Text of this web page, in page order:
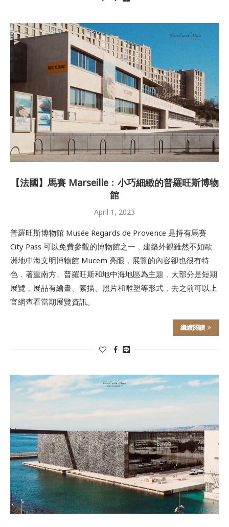
【法國】馬賽 Marseille﹕小巧細緻的普羅旺斯博物
館
April 1, 2023
普羅旺斯博物館 Musée Regards de Provence 是持有馬賽
City Pass 可以免費參觀的博物館之一﹐建築外觀雖然不如歐
洲地中海文明博物館 Mucem 亮眼﹐展覽的內容卻也很有特
色﹐著重南方、普羅旺斯和地中海地區為主題﹐大部分是短期
展覽﹐展品有繪畫、素描、照片和雕塑等形式﹐去之前可以上
官網查看當期展覽資訊。
繼續閱讀